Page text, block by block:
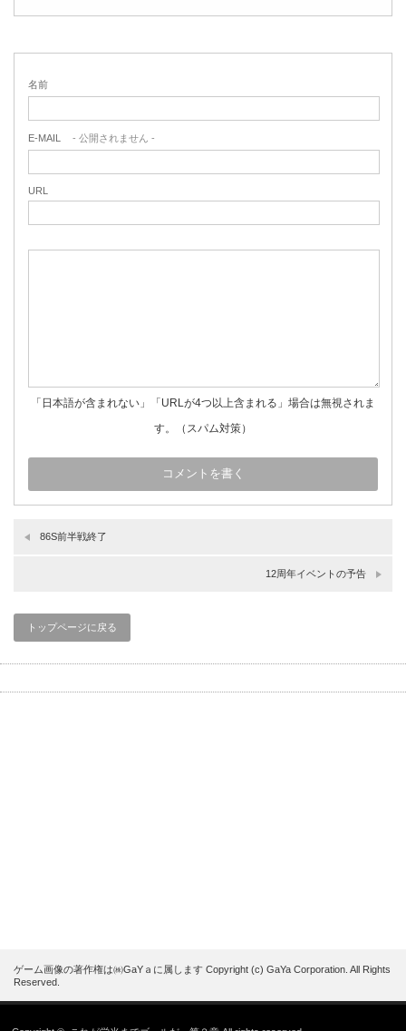
名前
E-MAIL - 公開されません -
URL
「日本語が含まれない」「URLが4つ以上含まれる」場合は無視されま
す。（スパム対策）
86S前半戦終了
12周年イベントの予告
トップページに戻る
ゲーム画像の著作権は㈱GaYａに属します Copyright (c) GaYa Corporation. All Rights
Reserved.